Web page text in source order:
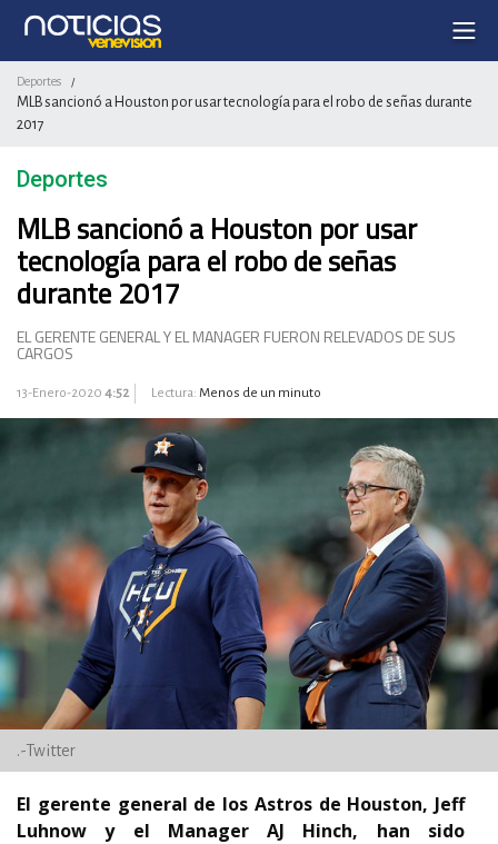
Deportes /
MLB sancionó a Houston por usar tecnología para el robo de señas durante
2017
Deportes
MLB sancionó a Houston por usar
tecnología para el robo de señas
durante 2017
EL GERENTE GENERAL Y EL MANAGER FUERON RELEVADOS DE SUS
CARGOS
13-Enero-2020 4:52 Lectura: Menos de un minuto
.-Twitter
El gerente general de los Astros de Houston, Jeff
Luhnow y el Manager AJ Hinch, han sido